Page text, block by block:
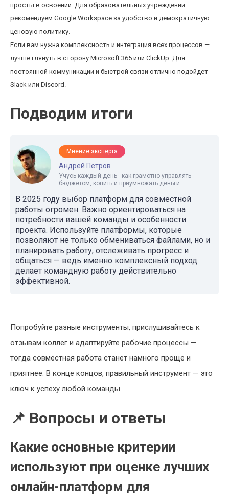
просты в освоении. Для образовательных учреждений
рекомендуем Google Workspace за удобство и демократичную
ценовую политику.
Если вам нужна комплексность и интеграция всех процессов —
лучше глянуть в сторону Microsoft 365 или ClickUp. Для
постоянной коммуникации и быстрой связи отлично подойдет
Slack или Discord.
Подводим итоги
Мнение эксперта
Андрей Петров
Учусь каждый день - как грамотно управлять
бюджетом, копить и приумножать деньги
В 2025 году выбор платформ для совместной
работы огромен. Важно ориентироваться на
потребности вашей команды и особенности
проекта. Используйте платформы, которые
позволяют не только обмениваться файлами, но и
планировать работу, отслеживать прогресс и
общаться — ведь именно комплексный подход
делает командную работу действительно
эффективной.
Попробуйте разные инструменты, прислушивайтесь к
отзывам коллег и адаптируйте рабочие процессы —
тогда совместная работа станет намного проще и
приятнее. В конце концов, правильный инструмент — это
ключ к успеху любой команды.
📌 Вопросы и ответы
Какие основные критерии
используют при оценке лучших
онлайн-платформ для